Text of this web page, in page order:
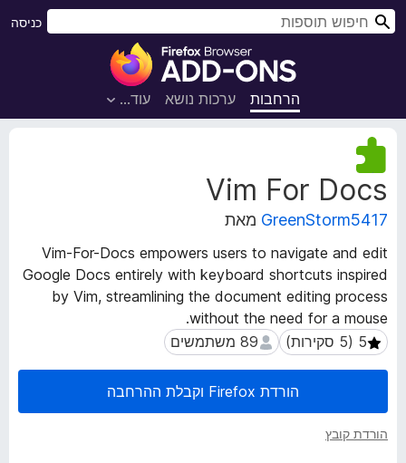
ת
ס
פ
ד
פ
ן
F
i
r
f
הרחבות ערכות נושא עוד…
כניסה
Vim For Docs
GreenStorm5417 מאת
Vim-For-Docs empowers users to navigate and edit
Google Docs entirely with keyboard shortcuts inspired
by Vim, streamlining the document editing process
without the need for a mouse.
89 משתמשים89 משתמשים
הורדת Firefox וקבלת ההרחבה
הורדת קובץ
נ
ו
נ
י
ע
ל
ש
ל
ה
ה
ר
ב
ה